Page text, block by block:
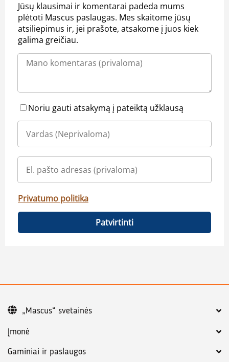
Jūsų klausimai ir komentarai padeda mums
plėtoti Mascus paslaugas. Mes skaitome jūsų
atsiliepimus ir, jei prašote, atsakome į juos kiek
galima greičiau.
Noriu gauti atsakymą į pateiktą užklausą
Privatumo politika
Patvirtinti
Įmonė
Gaminiai ir paslaugos
„Mascus“ svetainės